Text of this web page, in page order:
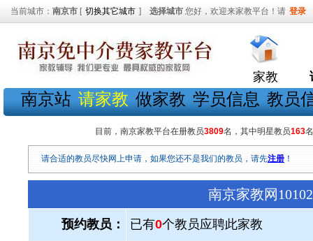
当前城市： 南京市 [ 切换其它城市 ] 选择城市 您好，欢迎来家教平台！请 登录
家教
南京站 请家教 做家教 学员信息 教员
目前，南京家教平台在册教员3809名，其中明星教员163
请合适的教员尽快网上申请，如果您还不是我们的教员，请先注册 ！
南京家教网
预约教员： 已有0个教员应聘此家教